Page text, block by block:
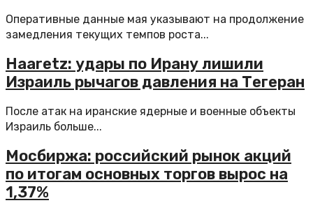
Оперативные данные мая указывают на продолжение
замедления текущих темпов роста...
Haaretz: удары по Ирану лишили
Израиль рычагов давления на Тегеран
После атак на иранские ядерные и военные объекты
Израиль больше...
Мосбиржа: российский рынок акций
по итогам основных торгов вырос на
1,37%